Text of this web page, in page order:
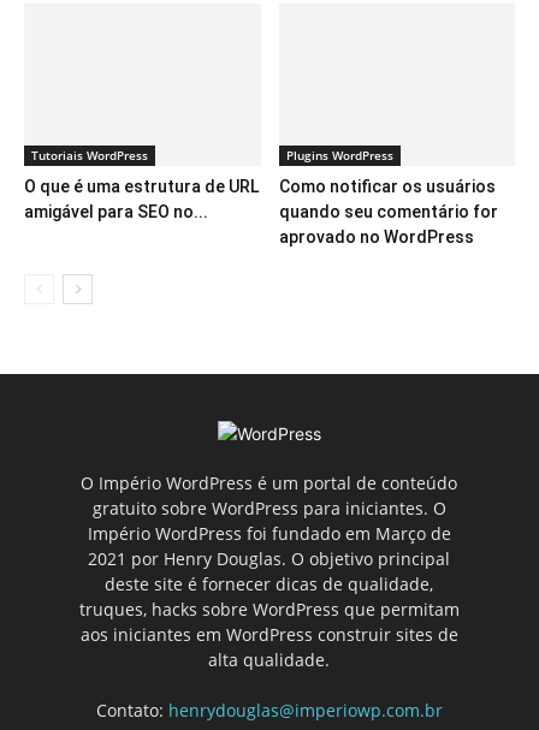
Tutoriais WordPress
O que é uma estrutura de URL
amigável para SEO no...
Plugins WordPress
Como notificar os usuários
quando seu comentário for
aprovado no WordPress
O Império WordPress é um portal de conteúdo
gratuito sobre WordPress para iniciantes. O
Império WordPress foi fundado em Março de
2021 por Henry Douglas. O objetivo principal
deste site é fornecer dicas de qualidade,
truques, hacks sobre WordPress que permitam
aos iniciantes em WordPress construir sites de
alta qualidade.
Contato: henrydouglas@imperiowp.com.br